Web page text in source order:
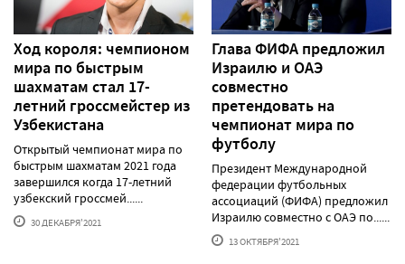
Ход короля: чемпионом
мира по быстрым
шахматам стал 17-
летний гроссмейстер из
Узбекистана
Открытый чемпионат мира по
быстрым шахматам 2021 года
завершился когда 17-летний
узбекский гроссмей......
30 ДЕКАБРЯ'2021
Глава ФИФА предложил
Израилю и ОАЭ
совместно
претендовать на
чемпионат мира по
футболу
Президент Международной
федерации футбольных
ассоциаций (ФИФА) предложил
Израилю совместно с ОАЭ по......
13 ОКТЯБРЯ'2021